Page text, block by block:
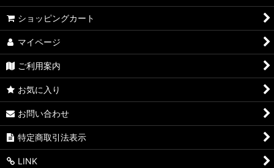
ショッピングカート
マイページ
ご利用案内
お気に入り
お問い合わせ
特定商取引法表示
LINK